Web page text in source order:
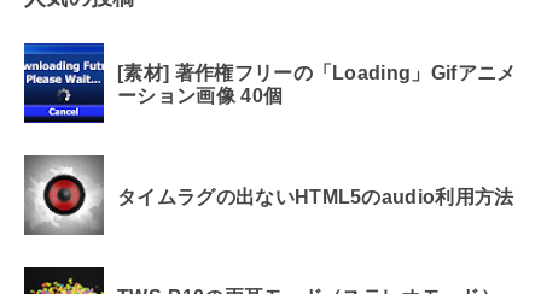
[素材] 著作権フリーの「Loading」Gifアニメ
ーション画像 40個
タイムラグの出ないHTML5のaudio利用方法